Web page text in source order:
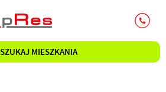
SZUKAJ MIESZKANIA